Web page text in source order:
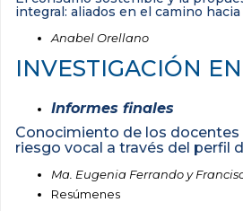
integral: aliados en el camino
Anabel Orellano
INVESTIGACIÓN
Informes finales
Conocimiento de los
riesgo vocal a través del perfil
Ma. Eugenia Ferrando y
Resúmenes